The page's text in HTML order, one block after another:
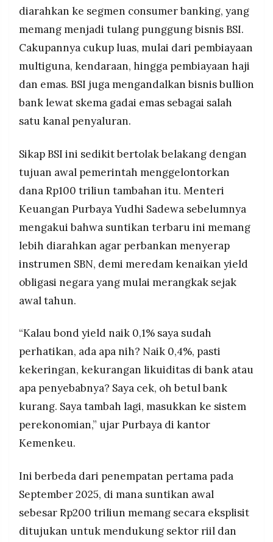
diarahkan ke segmen consumer banking, yang
memang menjadi tulang punggung bisnis BSI.
Cakupannya cukup luas, mulai dari pembiayaan
multiguna, kendaraan, hingga pembiayaan haji
dan emas. BSI juga mengandalkan bisnis bullion
bank lewat skema gadai emas sebagai salah
satu kanal penyaluran.
Sikap BSI ini sedikit bertolak belakang dengan
tujuan awal pemerintah menggelontorkan
dana Rp100 triliun tambahan itu. Menteri
Keuangan Purbaya Yudhi Sadewa sebelumnya
mengakui bahwa suntikan terbaru ini memang
lebih diarahkan agar perbankan menyerap
instrumen SBN, demi meredam kenaikan yield
obligasi negara yang mulai merangkak sejak
awal tahun.
“Kalau bond yield naik 0,1% saya sudah
perhatikan, ada apa nih? Naik 0,4%, pasti
kekeringan, kekurangan likuiditas di bank atau
apa penyebabnya? Saya cek, oh betul bank
kurang. Saya tambah lagi, masukkan ke sistem
perekonomian,” ujar Purbaya di kantor
Kemenkeu.
Ini berbeda dari penempatan pertama pada
September 2025, di mana suntikan awal
sebesar Rp200 triliun memang secara eksplisit
ditujukan untuk mendukung sektor riil dan